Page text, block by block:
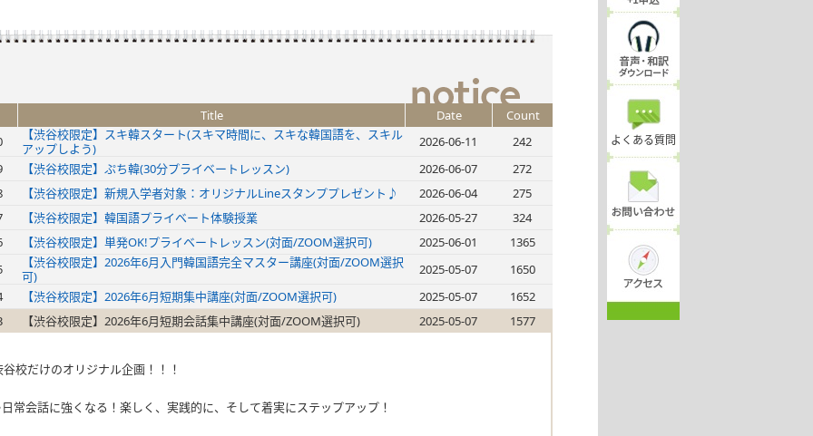
Title Date
Count
【渋谷校限定】スキ韓スタート(スキマ時間に、スキな韓国語を、スキル
アップしよう)
2026-06-11
242
【渋谷校限定】ぷち韓(30分プライベートレッスン) 2026-06-07
272
【渋谷校限定】新規入学者対象：オリジナルLineスタンププレゼント♪ 2026-06-04
275
【渋谷校限定】韓国語プライベート体験授業 2026-05-27
324
【渋谷校限定】単発OK!プライベートレッスン(対面/ZOOM選択可) 2025-06-01
1365
【渋谷校限定】2026年6月入門韓国語完全マスター講座(対面/ZOOM選択
可)
2025-05-07
1650
【渋谷校限定】2026年6月短期集中講座(対面/ZOOM選択可) 2025-05-07
1652
【渋谷校限定】2026年6月短期会話集中講座(対面/ZOOM選択可) 2025-05-07 1577
谷校だけのオリジナル企画！！！
日常会話に強くなる！楽しく、実践的に、そして着実にステップアップ！
よくある質問